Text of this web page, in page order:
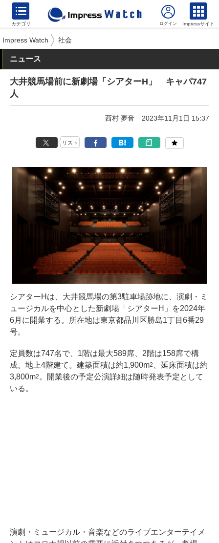
カテゴリ Impressサイト
Impress Watch 社会
ニュース
大井競馬場前に新劇場「シアターH」 キャパ747
人
西村 夢音 2023年11月1日 15:37
リスト
シアターHは、大井競馬場の第3駐車場跡地に、演劇・ミ
ュージカルを中心とした新劇場「シアターH」を2024年
6月に開業する。所在地は東京都品川区勝島1丁目6番29
号。
定員数は747名で、1階は最大589席、2階は158席で構
成。地上4階建て。建築面積は約1,900m2
、延床面積は約
3,800m2 。開業後の予定公演詳細は随時発表予定として
いる。
演劇・ミュージカル・音楽などのライブエンターテイメ